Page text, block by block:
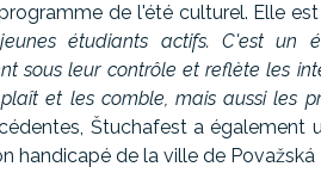
de l'été culturel. Elle
étudiants actifs. C'est un
sous leur contrôle et reflète les
et les comble, mais aussi les
Štuchafest a également
handicapé de la ville de Považská